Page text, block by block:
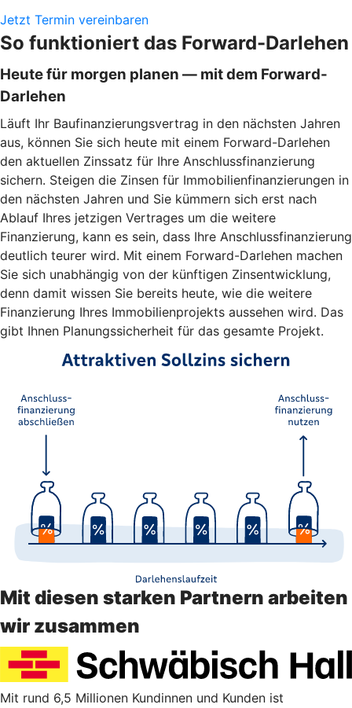
Jetzt Termin vereinbaren
So funktioniert das Forward-Darlehen
Heute für morgen planen — mit dem Forward-
Darlehen
Läuft Ihr Baufinanzierungsvertrag in den nächsten Jahren
aus, können Sie sich heute mit einem Forward-Darlehen
den aktuellen Zinssatz für Ihre Anschlussfinanzierung
sichern. Steigen die Zinsen für Immobilienfinanzierungen in
den nächsten Jahren und Sie kümmern sich erst nach
Ablauf Ihres jetzigen Vertrages um die weitere
Finanzierung, kann es sein, dass Ihre Anschlussfinanzierung
deutlich teurer wird. Mit einem Forward-Darlehen machen
Sie sich unabhängig von der künftigen Zinsentwicklung,
denn damit wissen Sie bereits heute, wie die weitere
Finanzierung Ihres Immobilienprojekts aussehen wird. Das
gibt Ihnen Planungssicherheit für das gesamte Projekt.
Mit diesen starken Partnern arbeiten
wir zusammen
Mit rund 6,5 Millionen Kundinnen und Kunden ist